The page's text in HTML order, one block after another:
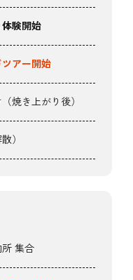
験開始
ツアー開始
焼き上がり後）
）
集合